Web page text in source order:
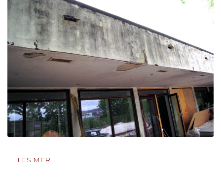
LES MER